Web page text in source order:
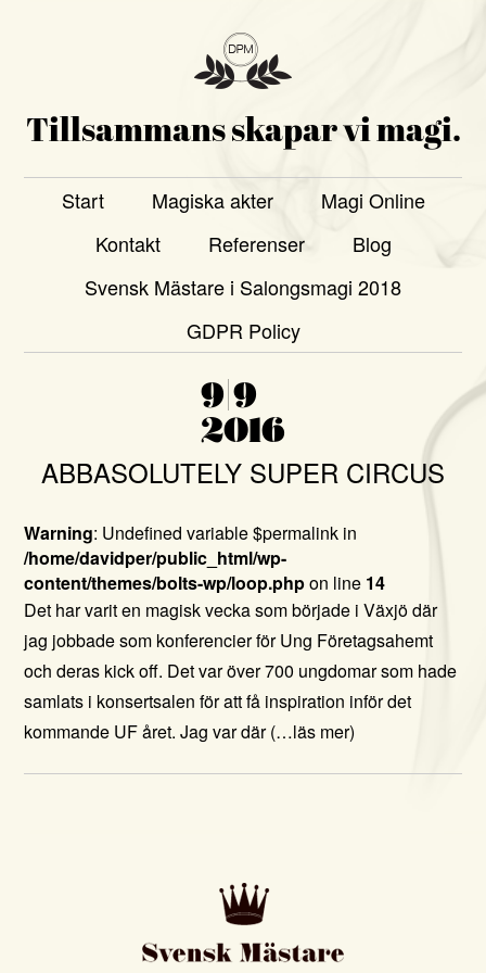
Tillsammans skapar vi magi.
Start Magiska akter
Magi Online
Kontakt
Referenser
Blog
Svensk Mästare i Salongsmagi 2018
GDPR Policy
9|9
2016
ABBASOLUTELY SUPER CIRCUS
Warning: Undefined variable $permalink in
/home/davidper/public_html/wp-
content/themes/bolts-wp/loop.phpon line 14
Det har varit en magisk vecka som började i Växjö där
jag jobbade som konferencier för Ung Företagsahemt
och deras kick off. Det var över 700 ungdomar som hade
samlats i konsertsalen för att få inspiration inför det
kommande UF året. Jag var där(…läs mer)